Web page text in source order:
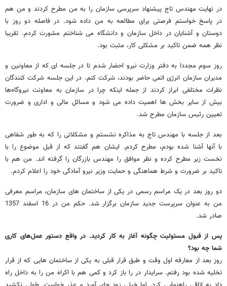
در نهایت مهندس تاج پیشنهاد سرپرسی سازمان را به من مطرح کردند و من هم
در پاسخ خواستم فرصتی برای مطالعه به من داده شود. در فاصله دو روز با
دوستان و آشنایان در داخل سازمان و دانشگاه می شناختم مشورت کردم. تقریبا
نظر همه ضمن تاکید بر مشکلی کار، مثبت بود.
روز سوم مجددا به دفتر وزارت نیرو احضار شدم تا در جلسه ای که از معاونین و
مدیران سازمان انرژی اتمی حاضر بودند، شرکت کنم. در این جلسه شرکت کنندگان
نظرات مختلفی ابراز کردند از جمله اینکه چرا در سازمان به معاونت نیروگاه‌ها
بیش از سایر بخش ها اهمیت داده می شود و مسائل مالی و اداری و ضرورت
تعیین رئیس سازمان مطرح شد.
بعد از جلسه با مهندس تاج به مذاکره نشستم و مشکلاتی را که به طور شفاهی
با آنها آشنا شده بودم، مطرح کردم. ایشان هم گفتند که از قبل موضوع را با
نخست زیر مطرح کرده و نظر موافق را مهندس بازرگان را گرفته اند. من هم با
تاکید بر ضرورت و شرط هماهنگی و حمایت وزیر نیرو آمادگی خود را اعلام کردم.
دو روز بعد در یک مراسم رسمی در یکی از ساختمان های سازمان، مراسم معرفی
من به عنوان سرپرست جدید سازمان برگزار شد. حکم من در 16 اسفند 1357
صادر شد.
پس از قبول مسئولیت چگونه آغاز به کار کردید. در واقع دستور عمل‌های کاری
شما چه بود؟
روز بعد از معارفه اول وقت و طبق قرار قبلی به یکی از ساختمان هایی که از قرار
تخلیه شده بود رفتم. سرایدار در را باز کرد و کمی هم با اکراه من را به داخل راه